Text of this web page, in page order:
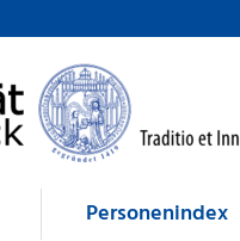
Personenindex